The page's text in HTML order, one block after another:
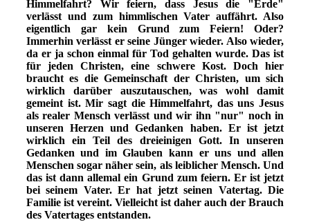
Himmelfahrt? Wir feiern, dass Jesus die "Erde"
verlässt und zum himmlischen Vater auffährt. Also
eigentlich gar kein Grund zum Feiern! Oder?
Immerhin verlässt er seine Jünger wieder. Also wieder,
da er ja schon einmal für Tod gehalten wurde. Das ist
für jeden Christen, eine schwere Kost. Doch hier
braucht es die Gemeinschaft der Christen, um sich
wirklich darüber auszutauschen, was wohl damit
gemeint ist. Mir sagt die Himmelfahrt, das uns Jesus
als realer Mensch verlässt und wir ihn "nur" noch in
unseren Herzen und Gedanken haben. Er ist jetzt
wirklich ein Teil des dreieinigen Gott. In unseren
Gedanken und im Glauben kann er uns und allen
Menschen sogar näher sein, als leiblicher Mensch. Und
das ist dann allemal ein Grund zum feiern. Er ist jetzt
bei seinem Vater. Er hat jetzt seinen Vatertag. Die
Familie ist vereint. Vielleicht ist daher auch der Brauch
des Vatertages entstanden.